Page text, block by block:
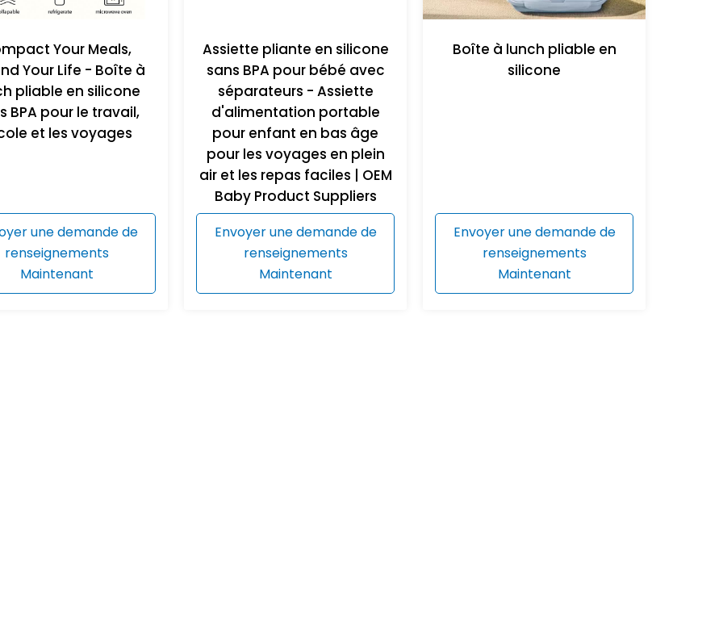
Your Meals,
Your Life - Boîte à
pliable en silicone
BPA pour le travail,
et les voyages
une demande de
renseignements
Maintenant
Assiette pliante en silicone
sans BPA pour bébé avec
séparateurs - Assiette
d'alimentation portable
pour enfant en bas âge
pour les voyages en plein
air et les repas faciles | OEM
Baby Product Suppliers
Envoyer une demande de
renseignements
Maintenant
Boîte à lunch pliable en
silicone
Envoyer une demande de
renseignements
Maintenant